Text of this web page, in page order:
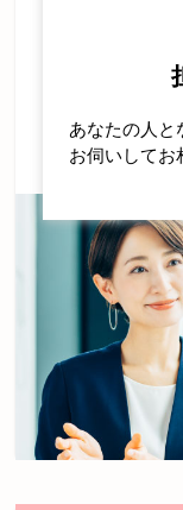
あなたの人と
お伺いしてお